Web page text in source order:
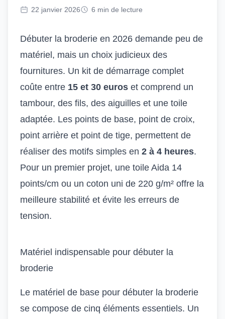
22 janvier 2026 6 min de lecture
Débuter la broderie en 2026 demande peu de
matériel, mais un choix judicieux des
fournitures. Un kit de démarrage complet
coûte entre 15 et 30 euros et comprend un
tambour, des fils, des aiguilles et une toile
adaptée. Les points de base, point de croix,
point arrière et point de tige, permettent de
réaliser des motifs simples en 2 à 4 heures.
Pour un premier projet, une toile Aida 14
points/cm ou un coton uni de 220 g/m² offre la
meilleure stabilité et évite les erreurs de
tension.
Matériel indispensable pour débuter la
broderie
Le matériel de base pour débuter la broderie
se compose de cinq éléments essentiels. Un